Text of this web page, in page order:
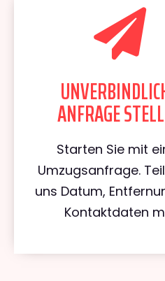
ANFRAGE
Starten Sie mit
Umzugsanfrage.
uns Datum,
Kontaktdaten